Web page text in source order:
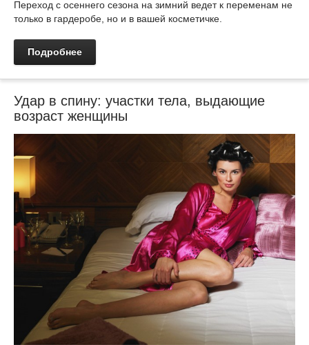
Переход с осеннего сезона на зимний ведет к переменам не
только в гардеробе, но и в вашей косметичке.
Подробнее
Удар в спину: участки тела, выдающие
возраст женщины